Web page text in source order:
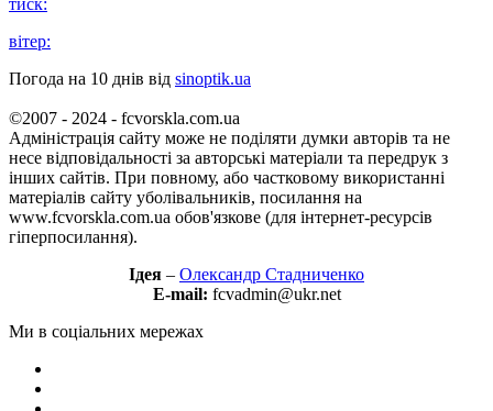
тиск:
вітер:
Погода на 10 днів від sinoptik.ua
©2007 - 2024 - fcvorskla.com.ua
Адміністрація сайту може не поділяти думки авторів та не
несе відповідальності за авторські матеріали та передрук з
інших сайтів. При повному, або частковому використанні
матеріалів сайту уболівальників, посилання на
www.fcvorskla.com.ua обов'язкове (для інтернет-ресурсів
гіперпосилання).
Ідея – Олександр Стадниченко
E-mail: fcvadmin@ukr.net
Ми в соціальних мережах